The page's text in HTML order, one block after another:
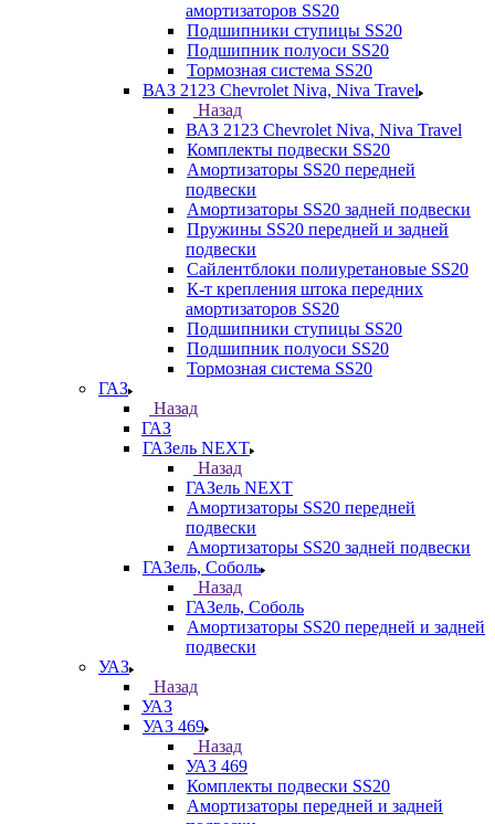
амортизаторов SS20
Подшипники ступицы SS20
Подшипник полуоси SS20
Тормозная система SS20
ВАЗ 2123 Chevrolet Niva, Niva Travel
Назад
ВАЗ 2123 Chevrolet Niva, Niva Travel
Комплекты подвески SS20
Амортизаторы SS20 передней
подвески
Амортизаторы SS20 задней подвески
Пружины SS20 передней и задней
подвески
Сайлентблоки полиуретановые SS20
К-т крепления штока передних
амортизаторов SS20
Подшипники ступицы SS20
Подшипник полуоси SS20
Тормозная система SS20
ГАЗ
Назад
ГАЗ
ГАЗель NEXT
Назад
ГАЗель NEXT
Амортизаторы SS20 передней
подвески
Амортизаторы SS20 задней подвески
ГАЗель, Соболь
Назад
ГАЗель, Соболь
Амортизаторы SS20 передней и задней
подвески
УАЗ
Назад
УАЗ
УАЗ 469
Назад
УАЗ 469
Комплекты подвески SS20
Амортизаторы передней и задней